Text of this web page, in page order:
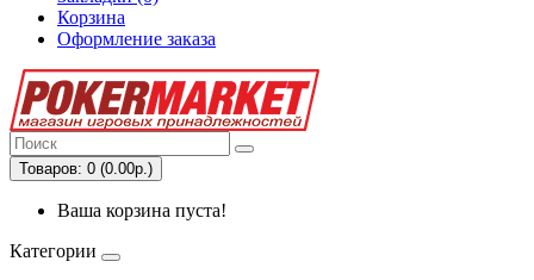
Корзина
Оформление заказа
Товаров: 0 (0.00р.)
Ваша корзина пуста!
Категории